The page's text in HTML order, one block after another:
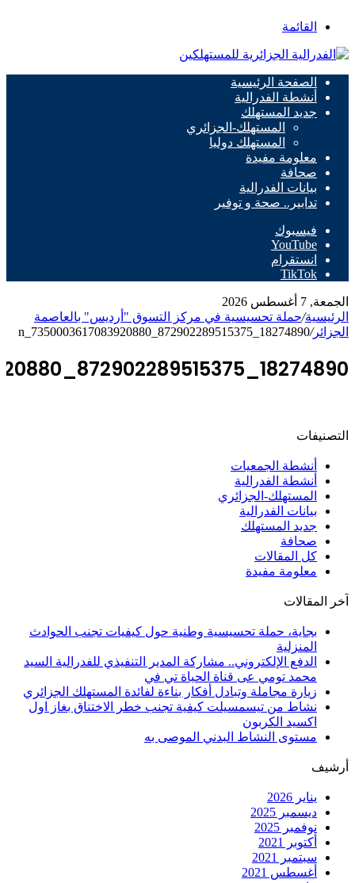
القائمة
الصفحة الرئيسية
أنشطة الفدرالية
جديد المستهلك
المستهلك-الجزائري
المستهلك دوليا
معلومة مفيدة
صحافة
بيانات الفدرالية
تدابير.. صحة و توفير
فيسبوك
‫YouTube
انستقرام
‫TikTok
الجمعة, 7 أغسطس 2026
الرئيسية/حملة تحسيسية في مركز التسوق "أرديس" بالعاصمة
الجزائر/
18274890_872902289515375_7350003617083920880_n
18274890_872902289515375_7350003617083920880_n
التصنيفات
أنشطة الجمعيات
أنشطة الفدرالية
المستهلك-الجزائري
بيانات الفدرالية
جديد المستهلك
صحافة
كل المقالات
معلومة مفيدة
آخر المقالات
بجاية، حملة تحسيسية وطنية حول كيفيات تجنب الحوادث
المنزلية
الدفع الإلكتروني.. مشاركة المدير التنفيذي للفدرالية السيد
محمد تومي عى قناة الحياة تي في
زيارة مجاملة وتبادل أفكار بناءة لفائدة المستهلك الجزائري
نشاط من تيسمسيلت كيفية تجنب خطر الاختناق بغاز اول
اكسيد الكربون
مستوى النشاط البدني الموصى به
أرشيف
يناير 2026
ديسمبر 2025
نوفمبر 2025
أكتوبر 2021
سبتمبر 2021
أغسطس 2021